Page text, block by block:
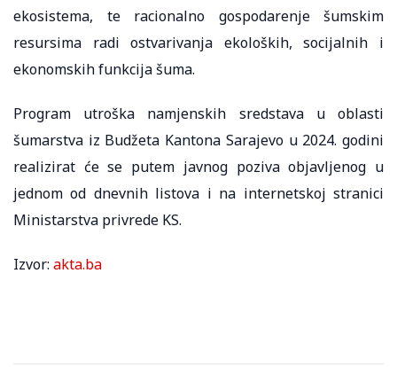
ekosistema, te racionalno gospodarenje šumskim
resursima radi ostvarivanja ekoloških, socijalnih i
ekonomskih funkcija šuma.
Program utroška namjenskih sredstava u oblasti
šumarstva iz Budžeta Kantona Sarajevo u 2024. godini
realizirat će se putem javnog poziva objavljenog u
jednom od dnevnih listova i na internetskoj stranici
Ministarstva privrede KS.
Izvor: akta.ba